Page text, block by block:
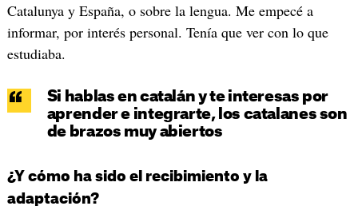
Catalunya y España, o sobre la lengua. Me empecé a
informar, por interés personal. Tenía que ver con lo que
estudiaba.
Si hablas en catalán y te interesas por
aprender e integrarte, los catalanes son
de brazos muy abiertos
¿Y cómo ha sido el recibimiento y la
adaptación?